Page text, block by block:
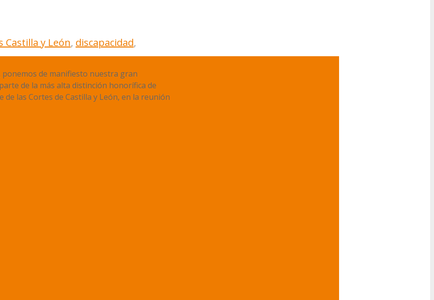
Castilla y León, discapacidad,
ponemos de manifiesto nuestra gran
de la más alta distinción honorífica de
de las Cortes de Castilla y León, en la reunión